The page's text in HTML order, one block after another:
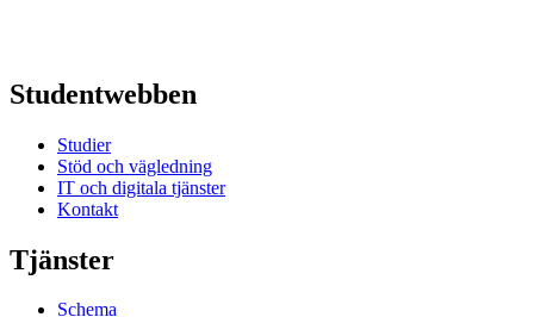
Studentwebben
Studier
Stöd och vägledning
IT och digitala tjänster
Kontakt
Tjänster
Schema